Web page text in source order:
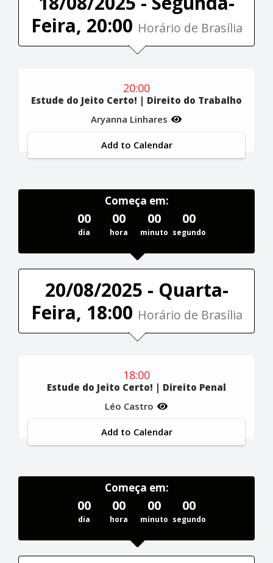
Feira, 20:00 Horário de Brasília
20:00
Estude do Jeito Certo! | Direito do Trabalho
Aryanna Linhares
Add to Calendar
Começa em:
00
dia
00
hora
00
minuto
00
segundo
20/08/2025 - Quarta-
Feira, 18:00 Horário de Brasília
18:00
Estude do Jeito Certo! | Direito Penal
Léo Castro
Add to Calendar
Começa em:
00
dia
00
hora
00
minuto
00
segundo